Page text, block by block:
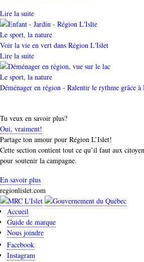
Lire la suite
Catégorie
Le sport, la nature
Voir la vie en vert dans Région L'Islet
Lire la suite
Catégorie
Le sport, la nature
Déménager en région - Ralentir le rythme grâce
Tu veux en savoir plus?
Oui, vraiment!
Partage ton amour pour Région L’Islet!
Cette section contient tout ce qu’il faut aux
pour soutenir la campagne.
En savoir plus
regionlislet.com
Accueil
Guide de marque
Nous joindre
Facebook
Instagram